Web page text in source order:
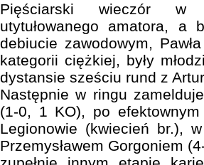
Pięściarski wieczór w
utytułowanego amatora,
debiucie zawodowym,
kategorii ciężkiej, były
dystansie sześciu rund z
Następnie w ringu
(1-0, 1 KO), po
Legionowie (kwiecień br.),
Przemysławem Gorgoniem